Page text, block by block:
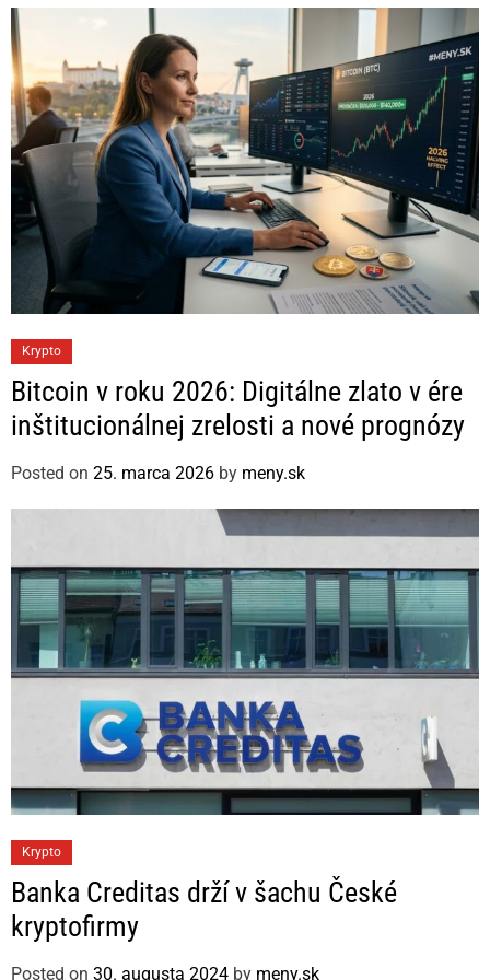
a
t
e
o
r
e
Krypto
Bitcoin v roku 2026: Digitálne zlato v ére
inštitucionálnej zrelosti a nové prognózy
Posted on 25. marca 2026 by meny.sk
a
t
e
Krypto
Banka Creditas drží v šachu České
kryptofirmy
Posted on 30. augusta 2024 by meny.sk